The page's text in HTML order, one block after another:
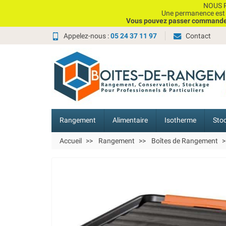
NOUS
Une permanence
Vous pouvez passer
Appelez-nous :05 24 37 11 97 Contact
Rangement Alimentaire Isotherme
Accueil Rangement Boîtes de Rangement